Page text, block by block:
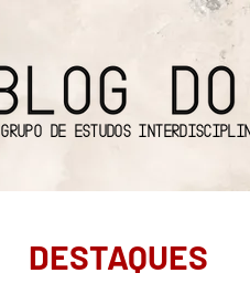
Grupo de Estudos
DESTAQUES